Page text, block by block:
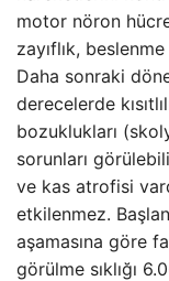
motor nöron
zayıflık,
Daha sonraki
derecelerde
bozuklukları
sorunları
ve kas atrofisi
etkilenmez.
aşamasına göre
görülme sıklığı